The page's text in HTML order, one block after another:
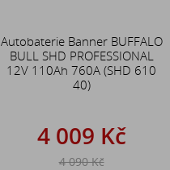
Autobaterie Banner BUFFALO
BULL SHD PROFESSIONAL
12V 110Ah 760A (SHD 610
40)
4 009 Kč
4 090 Kč